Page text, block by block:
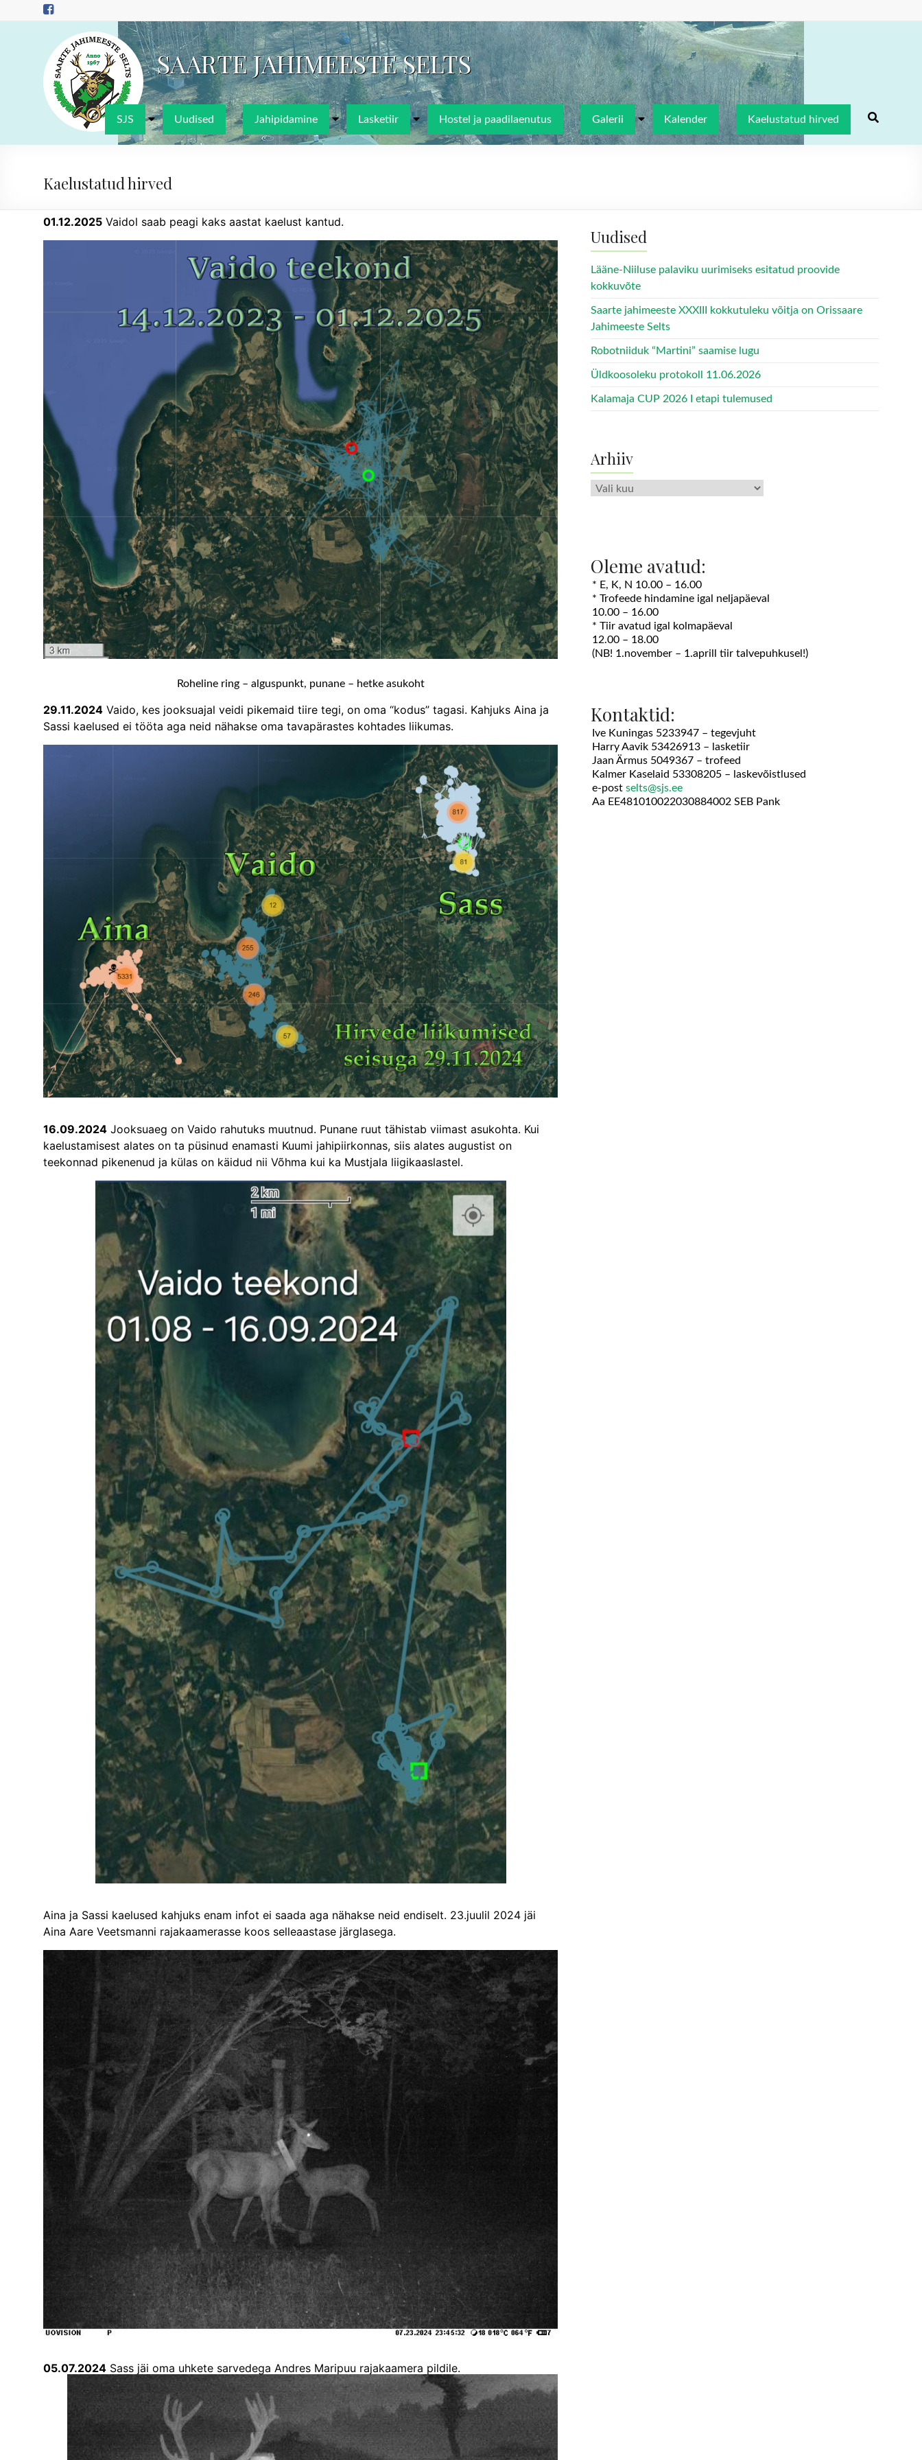
to
SAARTE JAHIMEESTE SELTS
SJS Uudised Jahipidamine Lasketiir Hostel ja paadilaenutus Galerii Kalender Kaelustatud hirved
Kaelustatud hirved
01.12.2025 Vaidol saab peagi kaks aastat kaelust kantud.
Roheline ring – alguspunkt, punane – hetke asukoht
29.11.2024 Vaido, kes jooksuajal veidi pikemaid tiire tegi, on oma “kodus” tagasi. Kahjuks Aina ja
Sassi kaelused ei tööta aga neid nähakse oma tavapärastes kohtades liikumas.
16.09.2024 Jooksuaeg on Vaido rahutuks muutnud. Punane ruut tähistab viimast asukohta. Kui
kaelustamisest alates on ta püsinud enamasti Kuumi jahipiirkonnas, siis alates augustist on
teekonnad pikenenud ja külas on käidud nii Võhma kui ka Mustjala liigikaaslastel.
Aina ja Sassi kaelused kahjuks enam infot ei saada aga nähakse neid endiselt. 23.juulil 2024 jäi
Aina Aare Veetsmanni rajakaamerasse koos selleaastase järglasega.
05.07.2024 Sass jäi oma uhkete sarvedega Andres Maripuu rajakaamera pildile.
Uudised
Lääne-Niiluse palaviku uurimiseks esitatud proovide
kokkuvõte
Saarte jahimeeste XXXIII kokkutuleku võitja on Orissaare
Jahimeeste Selts
Robotniiduk “Martini” saamise lugu
Üldkoosoleku protokoll 11.06.2026
Kalamaja CUP 2026 I etapi tulemused
Arhiiv
Arhiiv
Oleme avatud:
* E, K, N 10.00 – 16.00
* Trofeede hindamine igal neljapäeval
10.00 – 16.00
* Tiir avatud igal kolmapäeval
12.00 – 18.00
(NB! 1.november – 1.aprill tiir talvepuhkusel!)
Kontaktid:
Ive Kuningas 5233947 – tegevjuht
Harry Aavik 53426913 – lasketiir
Jaan Ärmus 5049367 – trofeed
Kalmer Kaselaid 53308205 – laskevõistlused
e-post selts@sjs.ee
Aa EE481010022030884002 SEB Pank